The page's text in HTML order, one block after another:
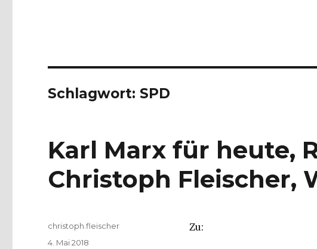
Schlagwort: SPD
Karl Marx für heute,
Christoph Fleischer,
Zu:
Autor
christoph.fleischer
Veröffentlicht
4. Mai 2018